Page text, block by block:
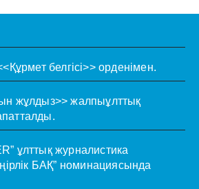
белгісі>> орденімен.
жұлдыз>> жалпыұлттық
ұлттық журналистика
БАҚ” номинациясында